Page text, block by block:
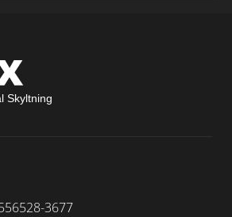
Skyltning
3677